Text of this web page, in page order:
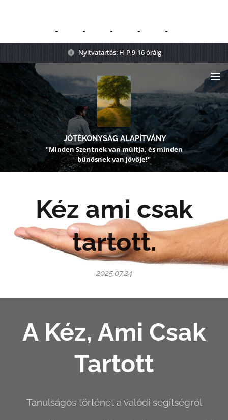
Nyitvatartás: H-P 9-16 óráig
JÓTÉKONYSÁG ALAPÍTVÁNY
"Minden Szentnek van múltja, és minden
bűnösnek van jövője!"
Kéz ami csak
tartott.
2025.07.24
A Kéz, Ami Csak
Tartott
Tanulságos történet a valódi segítségről